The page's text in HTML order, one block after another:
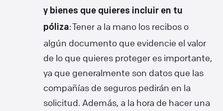
y bienes que quieres incluir en tu
póliza: Tener a la mano los recibos o
algún documento que evidencie el valor
de lo que quieres proteger es importante,
ya que generalmente son datos que las
compañías de seguros pedirán en la
solicitud. Además, a la hora de hacer una